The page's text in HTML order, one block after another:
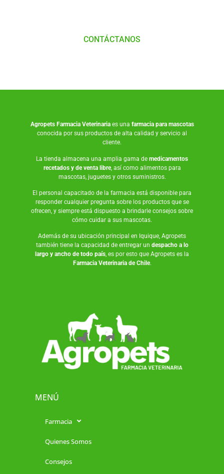
CONTÁCTANOS
Agropets Farmacia Veterinariaes una farmacia para mascotas
conocida por sus productos de alta calidad y servicio al
cliente.
La tienda almacena una amplia gama de medicamentos
recetados y de venta libre, así como alimentos para
mascotas, juguetesy otros suministros.
El personal capacitado de la farmacia está disponible para
responder cualquier pregunta sobre los productos que se
ofrecen, y siempre está dispuesto a brindarle consejos sobre
cómo cuidar a sus mascotas.
Además de su ubicación principal en Iquique, Agropets
también tiene la capacidad de entregar un despacho a lo
largo y ancho de todo país, es por esto que Agropets es la
Farmacia Veterinaria de Chile.
MENÚ
Farmacia
Quienes Somos
Consejos